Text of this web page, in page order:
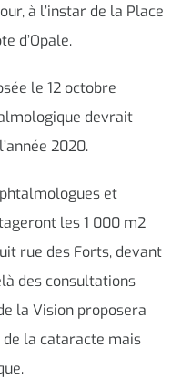
à l’instar de la Place
d’Opale.
le 12 octobre
devrait
2020.
et
les 1 000 m2
rue des Forts, devant
des consultations
la Vision proposera
la cataracte mais